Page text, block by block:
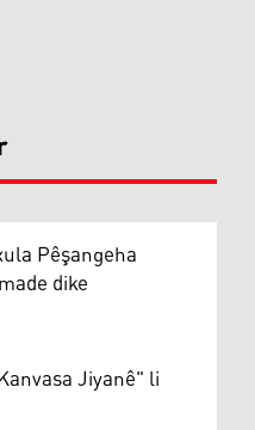
Pêşangeha
dike
Jiyanê" li